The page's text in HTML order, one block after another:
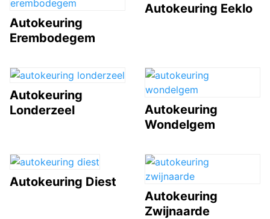
Autokeuring
Erembodegem
Autokeuring Eeklo
Autokeuring
Londerzeel
Autokeuring
Wondelgem
Autokeuring Diest
Autokeuring
Zwijnaarde